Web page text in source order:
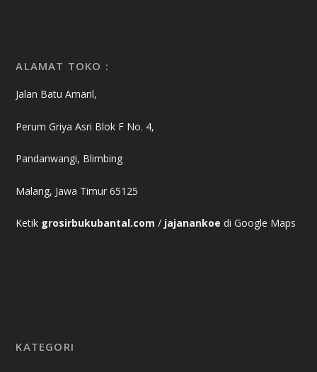
ALAMAT TOKO :
Jalan Batu Amaril,
Perum Griya Asri Blok F No. 4,
Pandanwangi, Blimbing
Malang, Jawa Timur 65125
Ketik grosirbukubantal.com / jajanankoe di Google Maps
KATEGORI